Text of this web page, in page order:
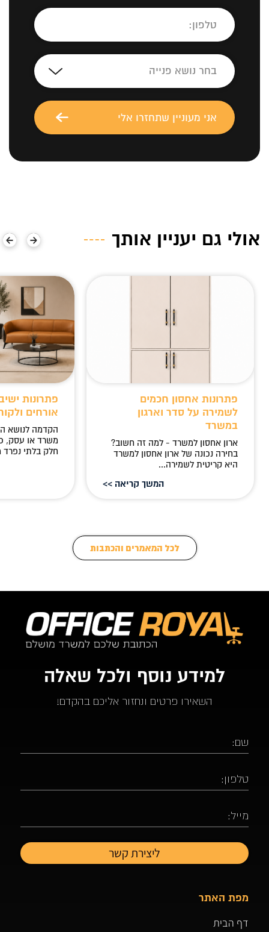
אולי גם יעניין אותך
פתרונות אחסון חכמים
לשמירה על סדר וארגון
במשרד
ארון אחסון למשרד - למה זה חשוב?
בחירה נכונה של ארון אחסון למשרד
היא קריטית לשמירה...
המשך קריאה >>
פתרונות
אורחים
הקדמה לנושא
משרד או עסק,
חלק בלתי נפרד
לכל המאמרים והכתבות
למידע נוסף ולכל שאלה
השאירו פרטים ונחזור אליכם בהקדם!
מפת האתר
דף הבית